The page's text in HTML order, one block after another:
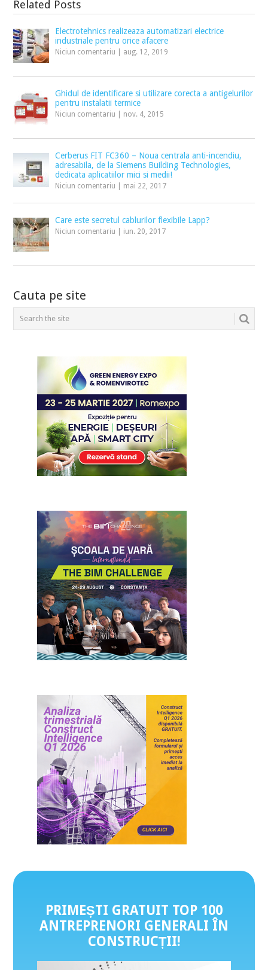
Related Posts
Electrotehnics realizeaza automatizari electrice
industriale pentru orice afacere
Niciun comentariu aug. 12, 2019
Ghidul de identificare si utilizare corecta a antigelurilor
pentru instalatii termice
Niciun comentariu nov. 4, 2015
Cerberus FIT FC360 – Noua centrala anti-incendiu,
adresabila, de la Siemens Building Technologies,
dedicata aplicatiilor mici si medii!
Niciun comentariu mai 22, 2017
Care este secretul cablurilor flexibile Lapp?
Niciun comentariu iun. 20, 2017
Cauta pe site
PRIMEȘTI GRATUIT TOP 100
ANTREPRENORI GENERALI ÎN
CONSTRUCȚII!